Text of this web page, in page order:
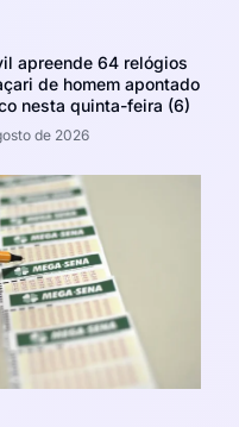
apreende 64 relógios
de homem apontado
nesta quinta-feira (6)
de 2026